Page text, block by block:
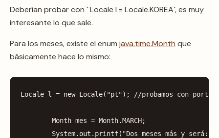
Deberían probar con ` Locale l = Locale.KOREA`, es muy
interesante lo que sale.
Para los meses, existe el enum java.time.Month que
básicamente hace lo mismo:
Locale l = new Locale( "pt"); //probamos con
Month mes = Month.MARCH;
System. out . printf( "Dos meses más y será: